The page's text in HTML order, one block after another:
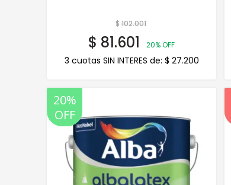
$102.001
$ 81.601 20% OFF
3 cuotas SIN INTERES de: $ 27.200
20%
OFF